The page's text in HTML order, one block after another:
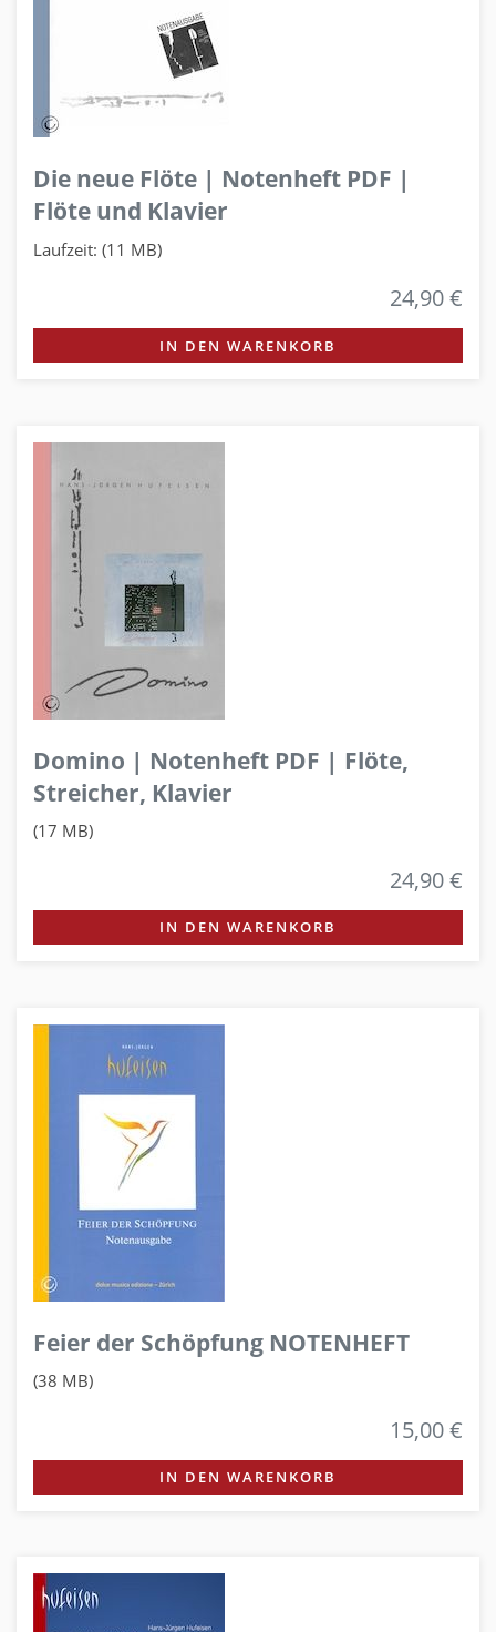
Die neue Flöte | Notenheft PDF |
Flöte und Klavier
Laufzeit: (11 MB)
24,90 €
IN DEN WARENKORB
Domino | Notenheft PDF | Flöte,
Streicher, Klavier
(17 MB)
24,90 €
IN DEN WARENKORB
Feier der Schöpfung NOTENHEFT
(38 MB)
15,00 €
IN DEN WARENKORB